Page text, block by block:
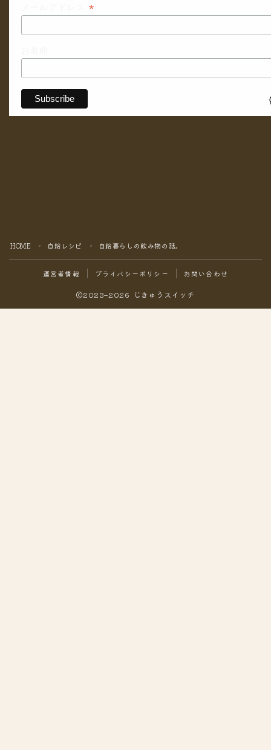
*
HOME ＞ 自給レシピ ＞ 自給暮らしの飲み物の話。
運営者情報 プライバシーポリシー お問い合わせ
2023–2026 じきゅうスイッチ